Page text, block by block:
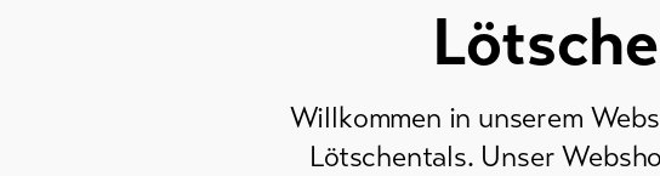
Willkommen in unserem
Lötschentals. Unser